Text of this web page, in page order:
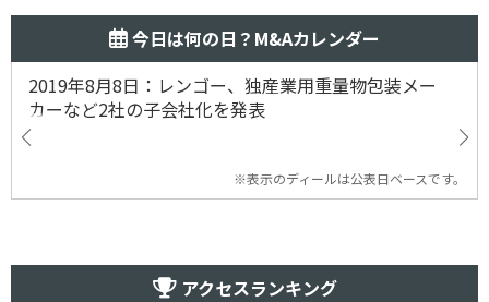
今日は何の日？M&Aカレンダー
2019年8月8日：レンゴー、独産業用重量物包装メー
カーなど2社の子会社化を発表
※表示のディールは公表日ベースです。
アクセスランキング